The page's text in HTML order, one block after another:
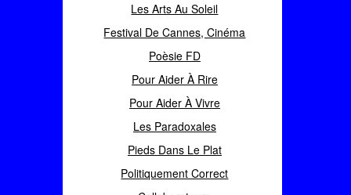
Les Arts Au Soleil
Festival De Cannes, Cinéma
Poèsie FD
Pour Aider À Rire
Pour Aider À Vivre
Les Paradoxales
Pieds Dans Le Plat
Politiquement Correct